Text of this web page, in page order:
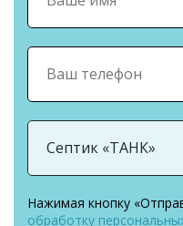
Нажимая кнопку
обработку